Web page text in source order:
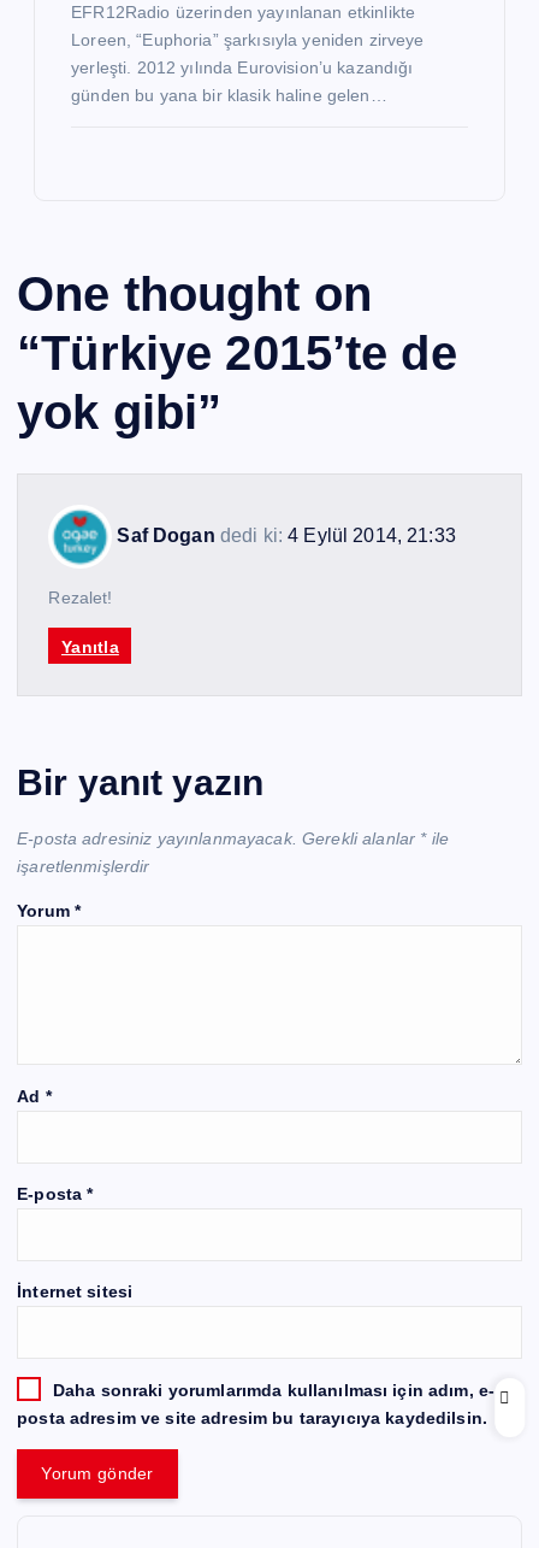
EFR12Radio üzerinden yayınlanan etkinlikte
Loreen, “Euphoria” şarkısıyla yeniden zirveye
yerleşti. 2012 yılında Eurovision’u kazandığı
günden bu yana bir klasik haline gelen…
One thought on
“Türkiye 2015’te de
yok gibi”
Saf Dogan dedi ki: 4 Eylül 2014, 21:33
Rezalet!
Yanıtla
Bir yanıt yazın
E-posta adresiniz yayınlanmayacak. Gerekli alanlar *ile
işaretlenmişlerdir
Yorum *
Ad *
E-posta*
İnternet sitesi
Daha sonraki yorumlarımda kullanılması için adım, e-
posta adresim ve site adresim bu tarayıcıya kaydedilsin.